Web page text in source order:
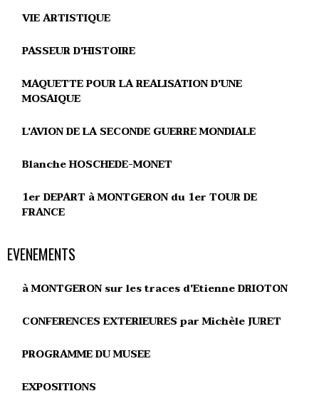
VIE ARTISTIQUE
PASSEUR D'HISTOIRE
MAQUETTE POUR LA REALISATION D'UNE
MOSAIQUE
L'AVION DE LA SECONDE GUERRE MONDIALE
Blanche HOSCHEDE-MONET
1er DEPART à MONTGERON du 1er TOUR DE
FRANCE
EVENEMENTS
à MONTGERON sur les traces d'Etienne DRIOTON
CONFERENCES EXTERIEURES par Michèle JURET
PROGRAMME DU MUSEE
EXPOSITIONS